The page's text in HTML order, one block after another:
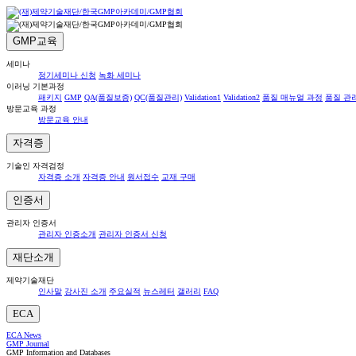
GMP교육
세미나
정기세미나 신청 녹화 세미나
이러닝 기본과정
패키지 GMP QA(품질보증) QC(품질관리) Validation1 Validation2 품질 매뉴얼 과정 품질 관
방문교육 과정
방문교육 안내
자격증
기술인 자격검정
자격증 소개 자격증 안내 원서접수 교재 구매
인증서
관리자 인증서
관리자 인증소개 관리자 인증서 신청
재단소개
제약기술재단
인사말 강사진 소개 주요실적 뉴스레터 갤러리 FAQ
ECA
ECA News
GMP Journal
GMP Information and Databases